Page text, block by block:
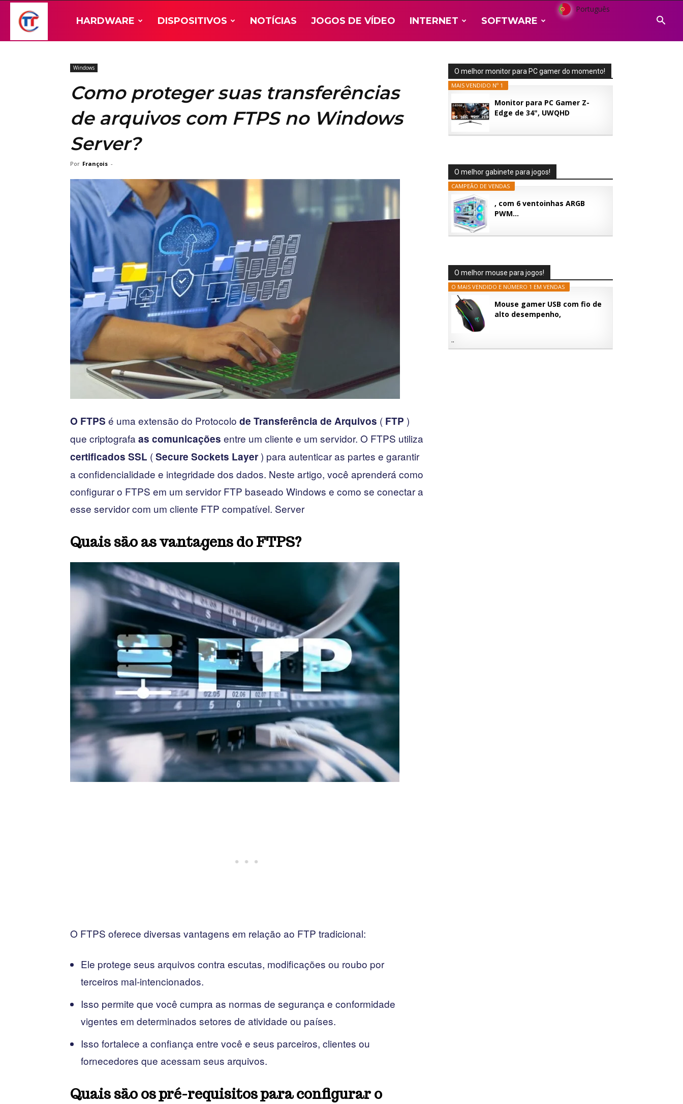
HARDWARE DISPOSITIVOS NOTÍCIAS JOGOS DE VÍDEO INTERNET SOFTWARE
Português
Windows
Como proteger suas transferências
de arquivos com FTPS no Windows
Server?
Por François -
O FTPS é uma extensão do Protocolo de Transferência de Arquivos ( FTP )
que criptografa as comunicações entre um cliente e um servidor. O FTPS utiliza
certificados SSL (Secure Sockets Layer ) para autenticar as partes e garantir
a confidencialidade e integridade dos dados. Neste artigo, você aprenderá como
configurar o FTPS em um servidor FTP baseado Windows e como se conectar a
esse servidor com um cliente FTP compatível. Server
Quais são as vantagens do FTPS?
O FTPS oferece diversas vantagens em relação ao FTP tradicional:
Ele protege seus arquivos contra escutas, modificações ou roubo por
terceiros mal-intencionados.
Isso permite que você cumpra as normas de segurança e conformidade
vigentes em determinados setores de atividade ou países.
Isso fortalece a confiança entre você e seus parceiros, clientes ou
fornecedores que acessam seus arquivos.
Quais são os pré-requisitos para configurar o
O melhor monitor para PC gamer do momento!
Monitor para PC Gamer Z-
Edge de 34", UWQHD
MAIS VENDIDO Nº 1
O melhor gabinete para jogos!
CAMPEÃO DE VENDAS
, com 6 ventoinhas ARGB
PWM...
O melhor mouse para jogos!
Mouse gamer USB com fio de
alto desempenho,
O MAIS VENDIDO E NÚMERO 1 EM VENDAS
..